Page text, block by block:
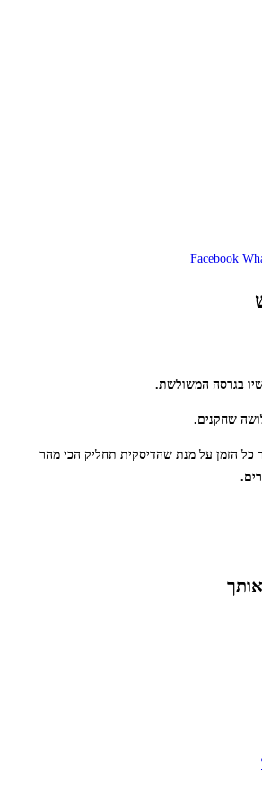
Facebook
בגרסה המשולשת.
שחקנים.
כל הזמן על מנת שהדיסקית תחליק הכי מהר